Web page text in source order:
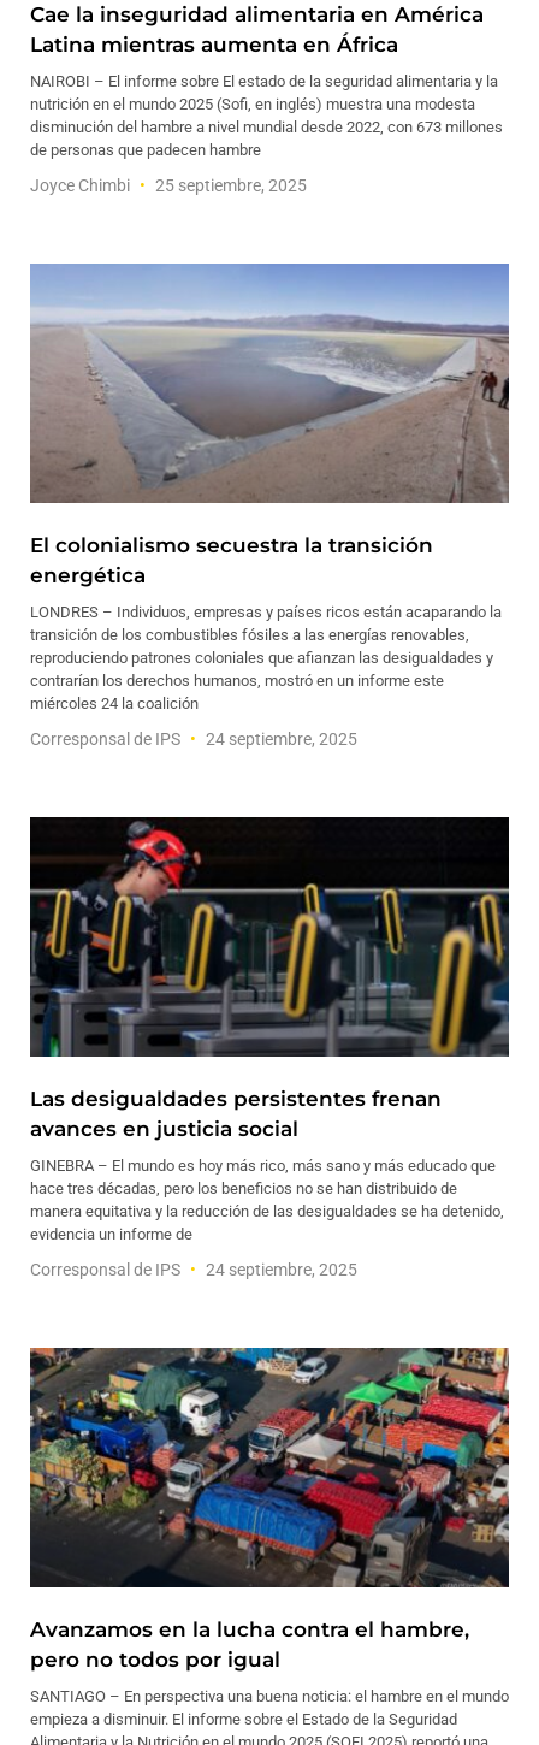
Cae la inseguridad alimentaria en América
Latina mientras aumenta en África
NAIROBI – El informe sobre El estado de la seguridad alimentaria y la
nutrición en el mundo 2025 (Sofi, en inglés) muestra una modesta
disminución del hambre a nivel mundial desde 2022, con 673 millones
de personas que padecen hambre
Joyce Chimbi 25 septiembre, 2025
El colonialismo secuestra la transición
energética
LONDRES – Individuos, empresas y países ricos están acaparando la
transición de los combustibles fósiles a las energías renovables,
reproduciendo patrones coloniales que afianzan las desigualdades y
contrarían los derechos humanos, mostró en un informe este
miércoles 24 la coalición
Corresponsal de IPS 24 septiembre, 2025
Las desigualdades persistentes frenan
avances en justicia social
GINEBRA – El mundo es hoy más rico, más sano y más educado que
hace tres décadas, pero los beneficios no se han distribuido de
manera equitativa y la reducción de las desigualdades se ha detenido,
evidencia un informe de
Corresponsal de IPS 24 septiembre, 2025
Avanzamos en la lucha contra el hambre,
pero no todos por igual
SANTIAGO – En perspectiva una buena noticia: el hambre en el mundo
empieza a disminuir. El informe sobre el Estado de la Seguridad